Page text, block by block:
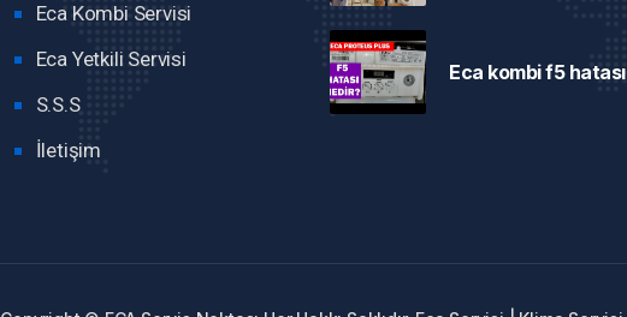
Eca Kombi Servisi
Eca Yetkili Servisi
S.S.S
İletişim
Eca kombi f5 hatası